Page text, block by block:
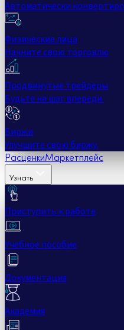
Автоматически
Физические лица
Начните свою торговлю
Продвинутые трейдеры
Будьте на шаг впереди.
Биржи
Улучшите свою биржу.
РасценкиМаркетплейс
Узнать
Приступить к работе
Учебное пособие
Документация
Академия